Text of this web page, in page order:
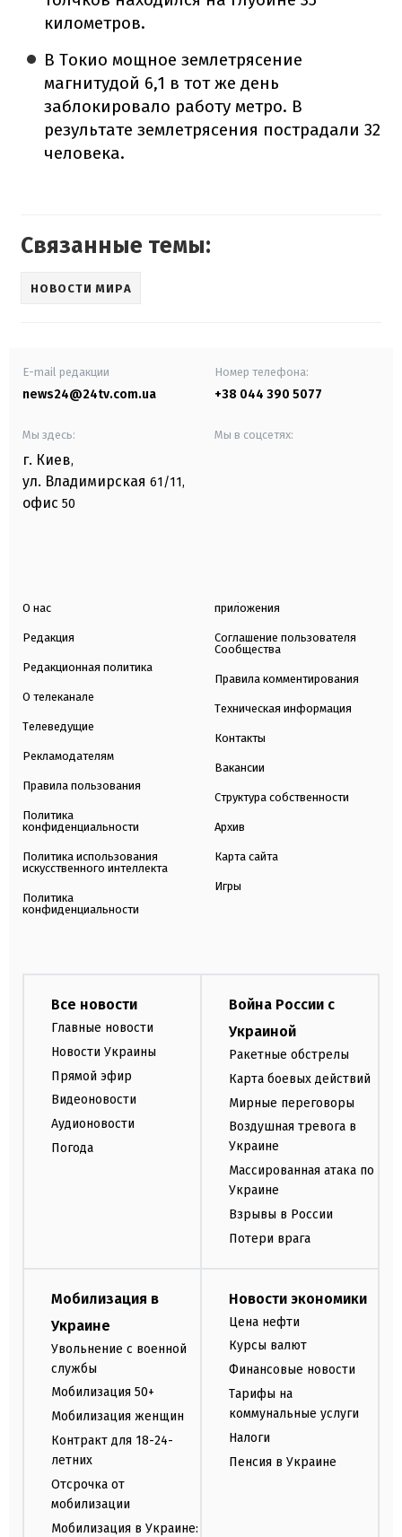
километров.
В Токио мощное землетрясение
магнитудой 6,1 в тот же день
заблокировало работу метро. В
результате землетрясения пострадали 32
человека.
Связанные темы:
НОВОСТИ МИРА
E-mail редакции
news24@24tv.com.ua
Номер телефона:
+38 044 390 5077
Мы здесь:
г. Киев,
ул. Владимирская 61/11,
офис 50
Мы в соцсетях:
О нас
Редакция
Редакционная политика
О телеканале
Телеведущие
Рекламодателям
Правила пользования
Политика
конфиденциальности
Политика использования
искусственного интеллекта
Политика
конфиденциальности
приложения
Соглашение пользователя
Сообщества
Правила комментирования
Техническая информация
Контакты
Вакансии
Структура собственности
Архив
Карта сайта
Игры
Все новости
Главные новости
Новости Украины
Прямой эфир
Видеоновости
Аудионовости
Погода
Война России с
Украиной
Ракетные обстрелы
Карта боевых действий
Мирные переговоры
Воздушная тревога в
Украине
Массированная атака по
Украине
Взрывы в России
Потери врага
Мобилизация в
Украине
Увольнение с военной
службы
Мобилизация 50+
Мобилизация женщин
Контракт для 18-24-
летних
Отсрочка от
мобилизации
Мобилизация в Украине:
Новости экономики
Цена нефти
Курсы валют
Финансовые новости
Тарифы на
коммунальные услуги
Налоги
Пенсия в Украине